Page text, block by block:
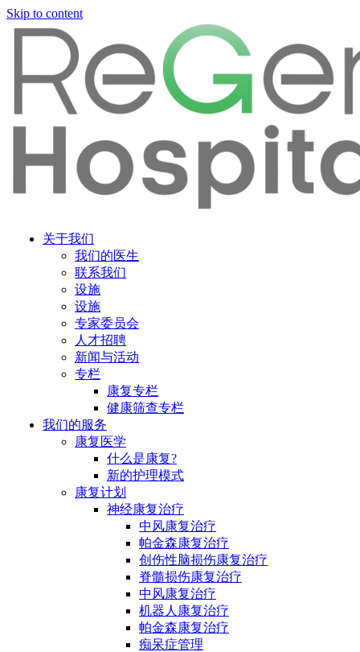
Skip to content
关于我们
我们的医生
联系我们
设施
设施
专家委员会
人才招聘
新闻与活动
专栏
康复专栏
健康筛查专栏
我们的服务
康复医学
什么是康复?
新的护理模式
康复计划
神经康复治疗
中风康复治疗
帕金森康复治疗
创伤性脑损伤康复治疗
脊髓损伤康复治疗
中风康复治疗
机器人康复治疗
帕金森康复治疗
痴呆症管理